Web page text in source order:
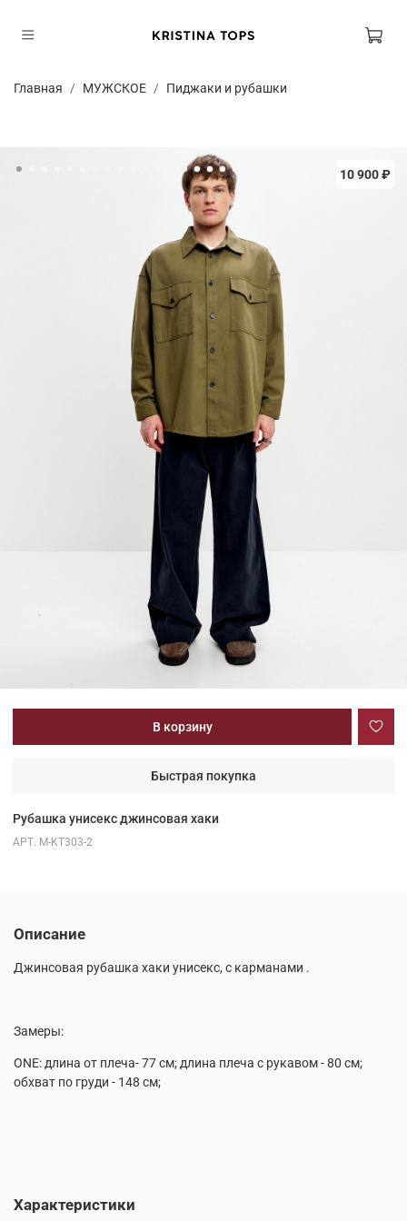
Главная МУЖСКОЕ Пиджаки и рубашки
Рубашка унисекс джинсовая хаки
10 900 ₽
АРТ. M-KT303-2
В корзину
Быстрая покупка
Описание
Джинсовая рубашка хаки унисекс, с карманами .
Замеры:
ONE: длина от плеча- 77 см; длина плеча с рукавом - 80 см;
обхват по груди - 148 см;
Характеристики